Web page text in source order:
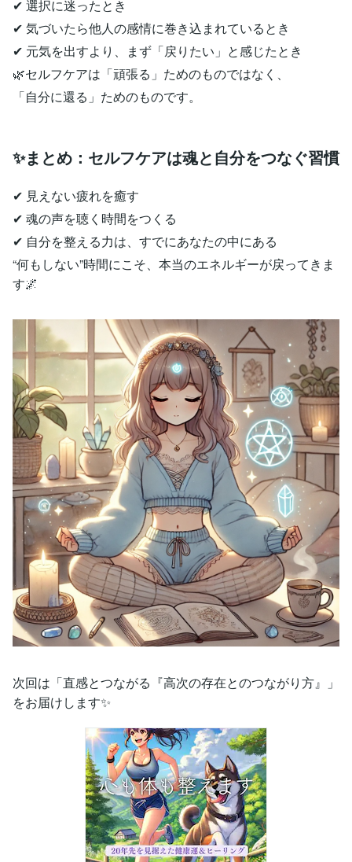
✔ 選択に迷ったとき
✔ 気づいたら他人の感情に巻き込まれているとき
✔ 元気を出すより、まず「戻りたい」と感じたとき
🌿セルフケアは「頑張る」ためのものではなく、
「自分に還る」ためのものです。
✨まとめ：セルフケアは魂と自分をつなぐ習慣
✔ 見えない疲れを癒す
✔ 魂の声を聴く時間をつくる
✔ 自分を整える力は、すでにあなたの中にある
“何もしない”時間にこそ、本当のエネルギーが戻ってきま
す🌌
次回は「直感とつながる『高次の存在とのつながり方』」
をお届けします✨